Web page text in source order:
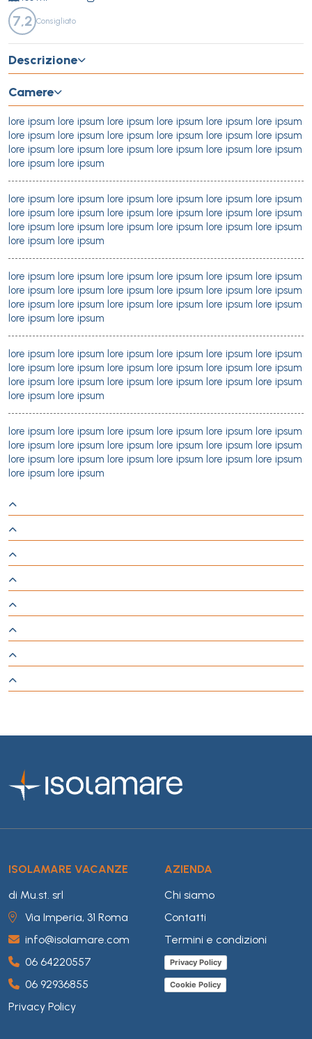
7,2 Consigliato
Descrizione
Camere
lore ipsum lore ipsum lore ipsum lore ipsum lore ipsum lore ipsum
lore ipsum lore ipsum lore ipsum lore ipsum lore ipsum lore ipsum
lore ipsum lore ipsum lore ipsum lore ipsum lore ipsum lore ipsum
lore ipsum lore ipsum
lore ipsum lore ipsum lore ipsum lore ipsum lore ipsum lore ipsum
lore ipsum lore ipsum lore ipsum lore ipsum lore ipsum lore ipsum
lore ipsum lore ipsum lore ipsum lore ipsum lore ipsum lore ipsum
lore ipsum lore ipsum
lore ipsum lore ipsum lore ipsum lore ipsum lore ipsum lore ipsum
lore ipsum lore ipsum lore ipsum lore ipsum lore ipsum lore ipsum
lore ipsum lore ipsum lore ipsum lore ipsum lore ipsum lore ipsum
lore ipsum lore ipsum
lore ipsum lore ipsum lore ipsum lore ipsum lore ipsum lore ipsum
lore ipsum lore ipsum lore ipsum lore ipsum lore ipsum lore ipsum
lore ipsum lore ipsum lore ipsum lore ipsum lore ipsum lore ipsum
lore ipsum lore ipsum
lore ipsum lore ipsum lore ipsum lore ipsum lore ipsum lore ipsum
lore ipsum lore ipsum lore ipsum lore ipsum lore ipsum lore ipsum
lore ipsum lore ipsum lore ipsum lore ipsum lore ipsum lore ipsum
lore ipsum lore ipsum
ISOLAMARE VACANZE
di Mu.st. srl
Via Imperia, 31 Roma
info@isolamare.com
06 64220557
06 92936855
Privacy Policy
AZIENDA
Chi siamo
Contatti
Termini e condizioni
Privacy Policy
Cookie Policy